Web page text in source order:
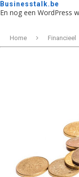
Businesstalk.be
En nog een WordPress
Home Financieel